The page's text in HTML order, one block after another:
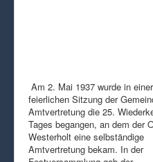
Am 2. Mai 1937 wurde in einer
feierlichen Sitzung der
Amtvertretung die 25.
Tages begangen, an dem der
Westerholt eine selbständige
Amtvertretung bekam. In der